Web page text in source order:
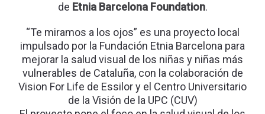
de Etnia Barcelona Foundation.
“Te miramos a los ojos” es una proyecto local
impulsado por la Fundación Etnia Barcelona para
mejorar la salud visual de los niñas y niñas más
vulnerables de Cataluña, con la colaboración de
Vision For Life de Essilor y el Centro Universitario
de la Visión de la UPC (CUV)